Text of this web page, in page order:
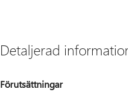
Detaljerad
Förutsättningar